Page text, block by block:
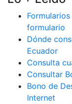
formulario
Dónde
Ecuador
Consulta
Consultar
Bono de
Internet